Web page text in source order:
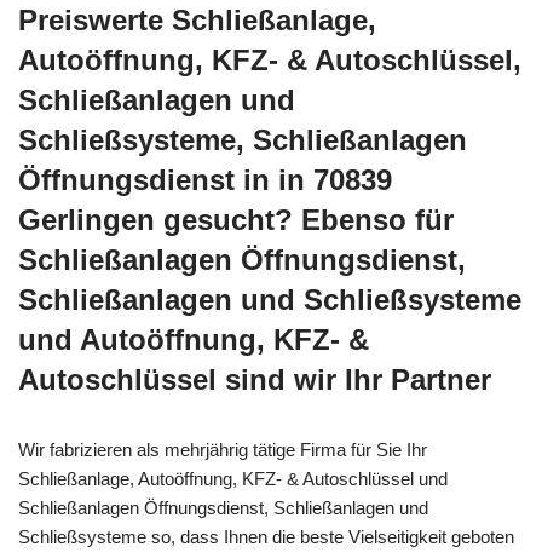
Preiswerte Schließanlage,
Autoöffnung, KFZ- & Autoschlüssel,
Schließanlagen und
Schließsysteme, Schließanlagen
Öffnungsdienst in in 70839
Gerlingen gesucht? Ebenso für
Schließanlagen Öffnungsdienst,
Schließanlagen und Schließsysteme
und Autoöffnung, KFZ- &
Autoschlüssel sind wir Ihr Partner
Wir fabrizieren als mehrjährig tätige Firma für Sie Ihr
Schließanlage, Autoöffnung, KFZ- & Autoschlüssel und
Schließanlagen Öffnungsdienst, Schließanlagen und
Schließsysteme so, dass Ihnen die beste Vielseitigkeit geboten